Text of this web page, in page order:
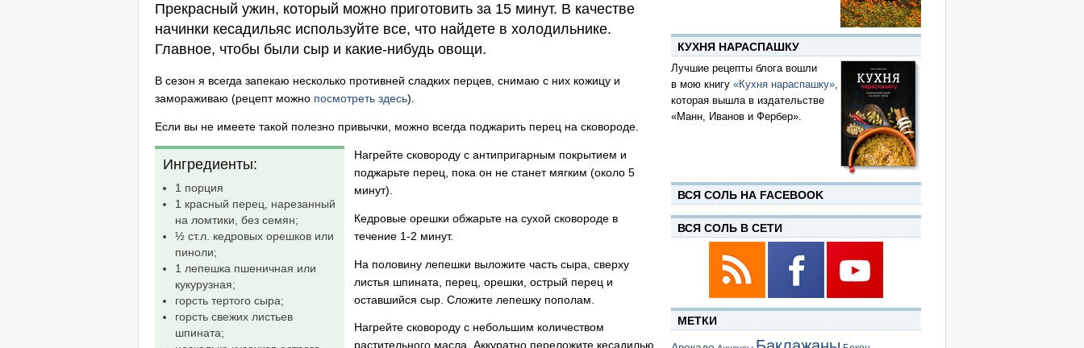
Прекрасный ужин, который можно приготовить за 15 минут. В качестве
начинки кесадильяс используйте все, что найдете в холодильнике.
Главное, чтобы были сыр и какие-нибудь овощи.
В сезон я всегда запекаю несколько противней сладких перцев, снимаю с них кожицу и
замораживаю (рецепт можно посмотреть здесь).
Если вы не имеете такой полезно привычки, можно всегда поджарить перец на сковороде.
Ингредиенты:
1 порция
1 красный перец, нарезанный
на ломтики, без семян;
½ ст.л. кедровых орешков или
пиноли;
1 лепешка пшеничная или
кукурузная;
горсть тертого сыра;
горсть свежих листьев
шпината;
Нагрейте сковороду с антипригарным покрытием и
поджарьте перец, пока он не станет мягким (около 5
минут).
Кедровые орешки обжарьте на сухой сковороде в
течение 1-2 минут.
На половину лепешки выложите часть сыра, сверху
листья шпината, перец, орешки, острый перец и
оставшийся сыр. Сложите лепешку пополам.
Нагрейте сковороду с небольшим количеством
растительного масла. Аккуратно переложите кесадилью
КУХНЯ НАРАСПАШКУ
Лучшие рецепты блога вошли
в мою книгу «Кухня нараспашку»,
которая вышла в издательстве
«Манн, Иванов и Фербер».
ВСЯ СОЛЬ НА FACEBOOK
ВСЯ СОЛЬ В СЕТИ
МЕТКИ